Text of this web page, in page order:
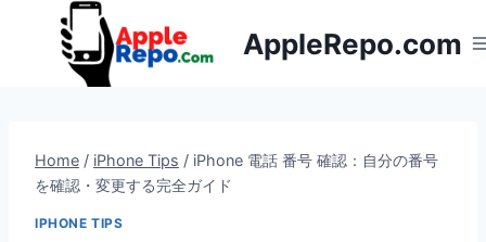
AppleRepo.com
Home / iPhone Tips / iPhone 電話 番号 確認：自分の番号
を確認・変更する完全ガイド
IPHONE TIPS